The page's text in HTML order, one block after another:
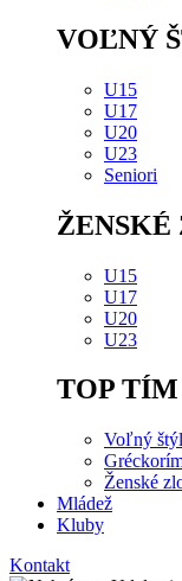
VOĽNÝ
U15
U17
U20
U23
Seniori
U15
U17
U20
U23
TOP TÍM
Voľný štýl
Ženské
Mládež
Kluby
Kontakt